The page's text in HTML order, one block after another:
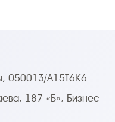
050013/A15T6K6
187 «Б», Бизнес